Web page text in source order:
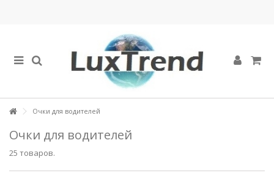
Очки для водителей
Очки для водителей
25 товаров.